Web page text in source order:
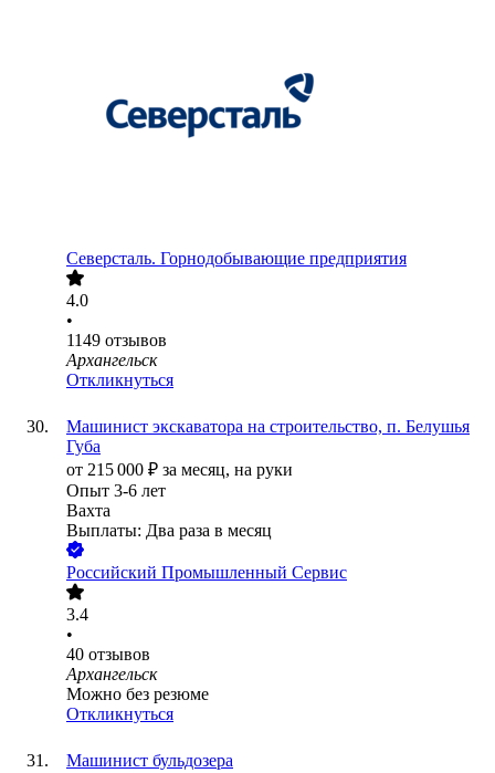
Северсталь. Горнодобывающие предприятия
4.0
•
1149 отзывов
Архангельск
Откликнуться
Машинист экскаватора на строительство, п. Белушья
Губа
от 215 000 ₽ за месяц, на руки
Опыт 3-6 лет
Вахта
Выплаты: Два раза в месяц
Российский Промышленный Сервис
3.4
•
40 отзывов
Архангельск
Можно без резюме
Откликнуться
Машинист бульдозера